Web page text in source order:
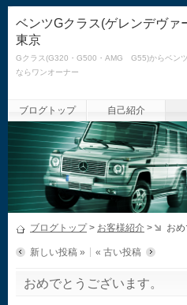
ベンツGクラス(ゲレンデヴァ
東京
Gクラス(G320・G500・AMG G55)からベン
ならワンオーナー
ブログトップ 自己紹介
ブログトップ> お客様紹介 > おめ
新しい投稿 » « 古い投稿
おめでとうございます。